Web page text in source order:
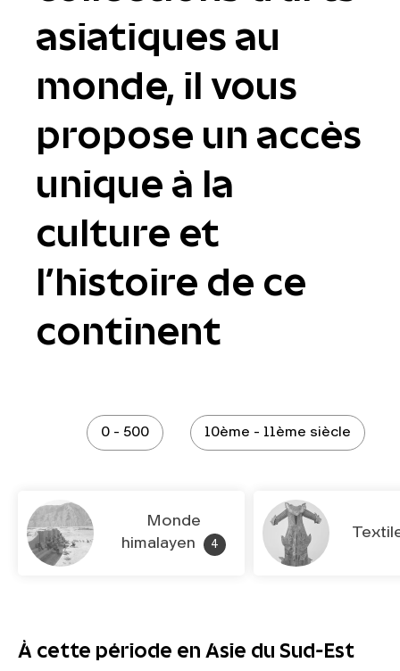
asiatiques au
monde, il vous
propose un accès
unique à la
culture et
l’histoire de ce
continent
0 - 500 10ème - 11ème siècle
Monde
himalayen
4
À cette période en Asie du Sud-Est